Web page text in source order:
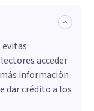
acceder
información
dar crédito a los